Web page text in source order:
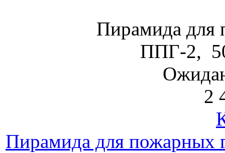
Пирамида для
ППГ-2,
2
Пирамида для пожарных